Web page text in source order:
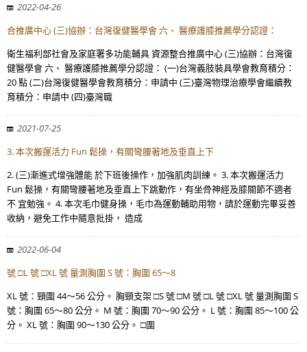
2022-04-26
合推廣中心 (三)協辦：台灣復健醫學會 六、 醫療護膝推薦學分認證：
衛生福利部社會及家庭署多功能輔具 資源整合推廣中心 (三)協辦：台灣復
健醫學會 六、 醫療護膝推薦學分認證： (一)台灣義肢裝具學會教育積分：
20 點 (二)台灣復健醫學會教育積分：申請中 (三)臺灣物理治療學會繼續教
育積分：申請中 (四)臺灣職
2021-07-25
3. 本次搬運活力 Fun 鬆操，有關彎腰著地及垂直上下
2. (三)漸進式增強體能 於下班後操作，加強肌肉訓練。 3. 本次搬運活力
Fun 鬆操，有關彎腰著地及垂直上下跳動作，有坐骨神經及膝關節不適者
不 宜勉強。 4. 本次毛巾健身操，毛巾為運動輔助用物，請於運動完畢妥善
收納，避免工作中隨意批掛， 造成
2022-06-04
號 □L 號 □XL 號 量測胸圍 S 號：胸圍 65～8
XL 號：頸圍 44～56 公分。 胸頸支架 □S 號 □M 號 □L 號 □XL 號 量測胸圍 S
號：胸圍 65～80 公分。 M 號：胸圍 70～90 公分。 L 號：胸圍 85～100 公
分。 XL 號：胸圍 90～130 公分。 □圍